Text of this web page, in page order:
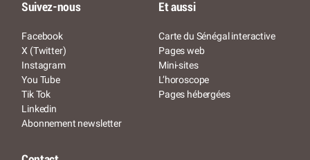
Suivez-nous
Facebook
X (Twitter)
Instagram
You Tube
Tik Tok
Linkedin
Abonnement newsletter
Et aussi
Carte du Sénégal interactive
Pages web
Mini-sites
L’horoscope
Pages hébergées